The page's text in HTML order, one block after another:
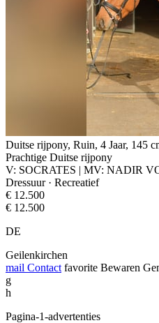
Duitse rijpony, Ruin, 4 Jaar, 145
Prachtige Duitse rijpony
V: SOCRATES | MV: NADIR
Dressuur · Recreatief
€ 12.500
€ 12.500
DE
Geilenkirchen
mail Contact favorite Bewaren
g
h
Pagina-1-advertenties